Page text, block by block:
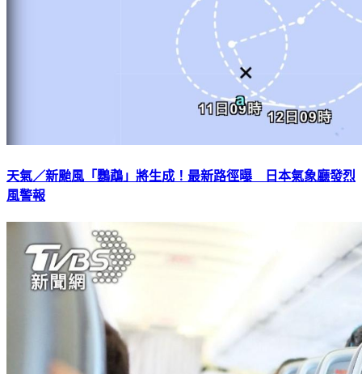
天氣／新颱風「鸚鵡」將生成！最新路徑曝 日本氣象廳發烈
風警報